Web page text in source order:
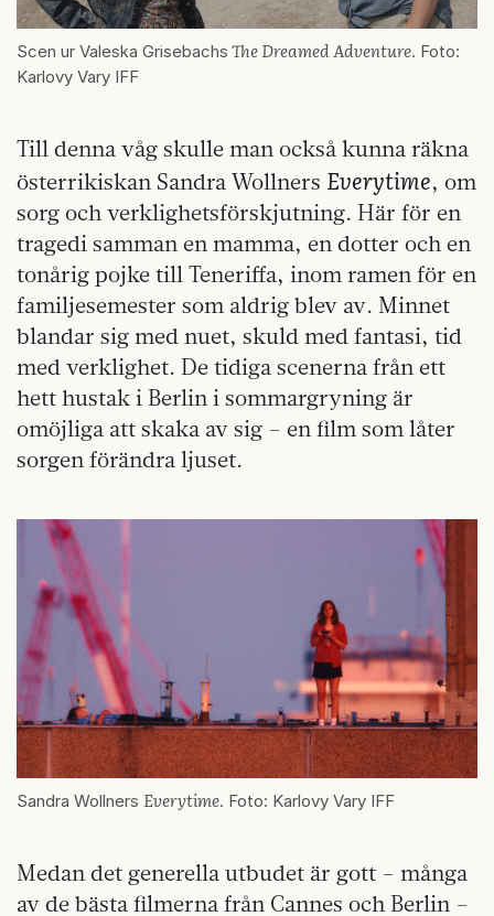
Scen ur Valeska Grisebachs The Dreamed Adventure. Foto:
Karlovy Vary IFF
Till denna våg skulle man också kunna räkna
österrikiskan Sandra Wollners Everytime, om
sorg och verklighetsförskjutning. Här för en
tragedi samman en mamma, en dotter och en
tonårig pojke till Teneriffa, inom ramen för en
familjesemester som aldrig blev av. Minnet
blandar sig med nuet, skuld med fantasi, tid
med verklighet. De tidiga scenerna från ett
hett hustak i Berlin i sommargryning är
omöjliga att skaka av sig – en film som låter
sorgen förändra ljuset.
Sandra Wollners Everytime. Foto: Karlovy Vary IFF
Medan det generella utbudet är gott – många
av de bästa filmerna från Cannes och Berlin –